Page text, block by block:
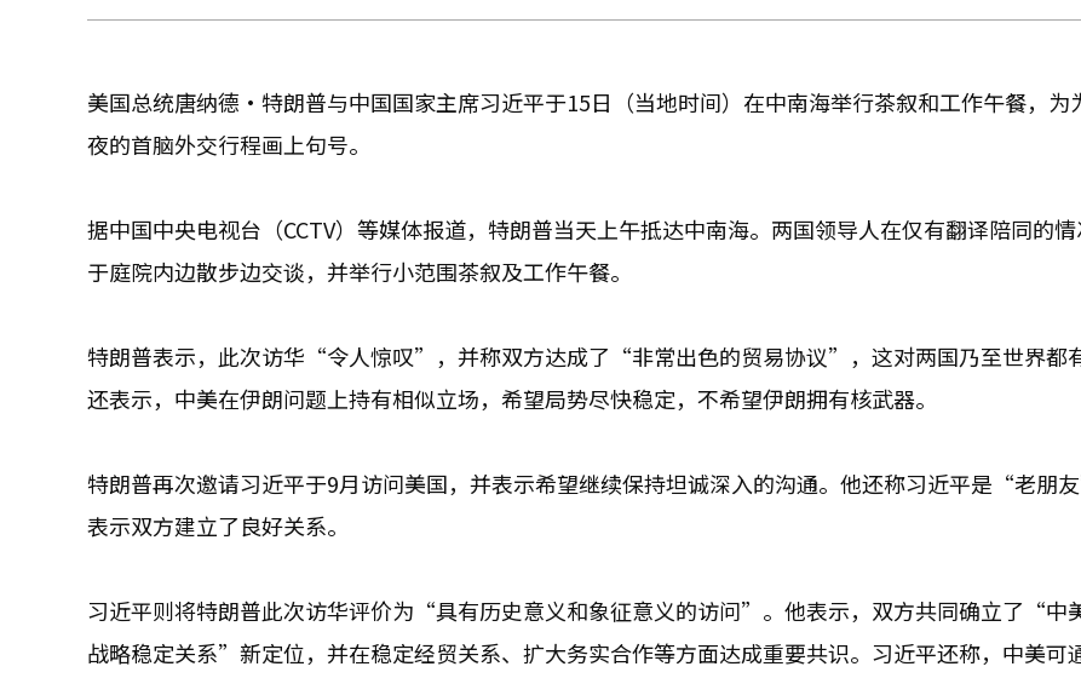
美国总统唐纳德·特朗普与中国国家主席习近平于15日（当地时间）在中南海举行茶叙和工作午餐，为
夜的首脑外交行程画上句号。
据中国中央电视台（CCTV）等媒体报道，特朗普当天上午抵达中南海。两国领导人在仅有翻译陪同的情
于庭院内边散步边交谈，并举行小范围茶叙及工作午餐。
特朗普表示，此次访华“令人惊叹”，并称双方达成了“非常出色的贸易协议”，这对两国乃至世界都
还表示，中美在伊朗问题上持有相似立场，希望局势尽快稳定，不希望伊朗拥有核武器。
特朗普再次邀请习近平于9月访问美国，并表示希望继续保持坦诚深入的沟通。他还称习近平是“老朋
表示双方建立了良好关系。
习近平则将特朗普此次访华评价为“具有历史意义和象征意义的访问”。他表示，双方共同确立了“中
战略稳定关系”新定位，并在稳定经贸关系、扩大务实合作等方面达成重要共识。习近平还称，中美可